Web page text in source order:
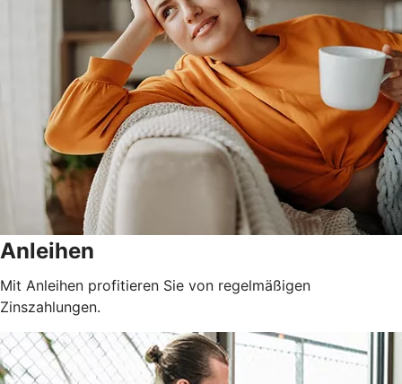
Anleihen
Mit Anleihen profitieren Sie von regelmäßigen
Zinszahlungen.